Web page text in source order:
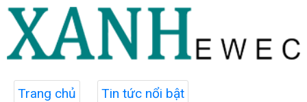
Trang chủ Tin tức nổi bật